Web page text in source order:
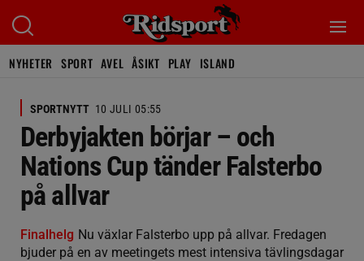
NYHETER SPORT AVEL ÅSIKT PLAY ISLAND
SPORTNYTT 10 JULI 05:55
Derbyjakten börjar – och
Nations Cup tänder Falsterbo
på allvar
Finalhelg Nu växlar Falsterbo upp på allvar. Fredagen
bjuder på en av meetingets mest intensiva tävlingsdagar